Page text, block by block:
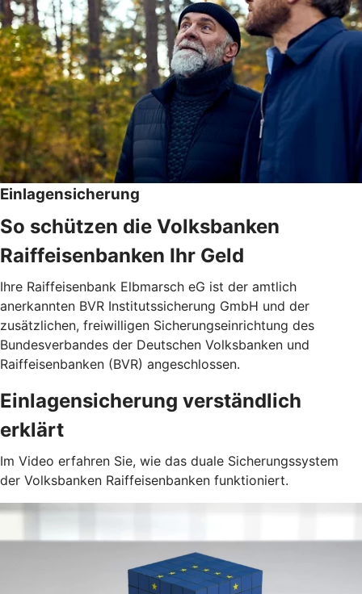
Einlagensicherung
So schützen die Volksbanken
Raiffeisenbanken Ihr Geld
Ihre Raiffeisenbank Elbmarsch eG ist der amtlich
anerkannten BVR Institutssicherung GmbH und der
zusätzlichen, freiwilligen Sicherungseinrichtung des
Bundesverbandes der Deutschen Volksbanken und
Raiffeisenbanken (BVR) angeschlossen.
Einlagensicherung verständlich
erklärt
Im Video erfahren Sie, wie das duale Sicherungssystem
der Volksbanken Raiffeisenbanken funktioniert.